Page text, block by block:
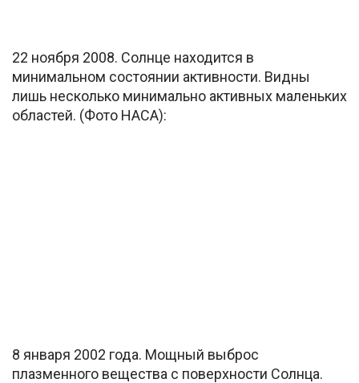
22 ноября 2008. Солнце находится в
минимальном состоянии активности. Видны
лишь несколько минимально активных маленьких
областей. (Фото НАСА):
8 января 2002 года. Мощный выброс
плазменного вещества с поверхности Солнца.